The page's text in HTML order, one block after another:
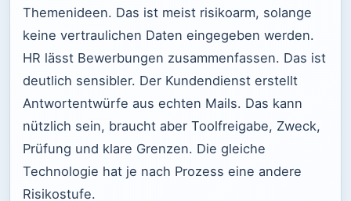
Themenideen. Das ist meist risikoarm, solange
keine vertraulichen Daten eingegeben werden.
HR lässt Bewerbungen zusammenfassen. Das ist
deutlich sensibler. Der Kundendienst erstellt
Antwortentwürfe aus echten Mails. Das kann
nützlich sein, braucht aber Toolfreigabe, Zweck,
Prüfung und klare Grenzen. Die gleiche
Technologie hat je nach Prozess eine andere
Risikostufe.